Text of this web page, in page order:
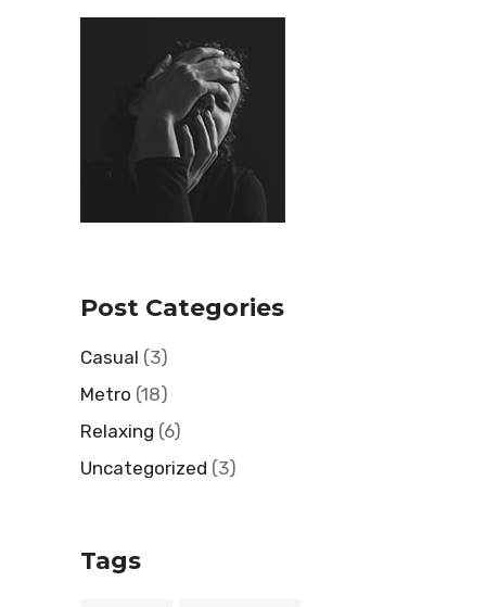
Post Categories
Casual (3)
Metro (18)
Relaxing (6)
Uncategorized (3)
Tags